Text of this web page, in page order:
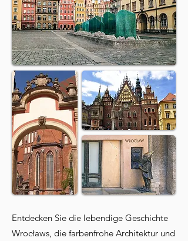
Entdecken Sie die lebendige Geschichte
Wrocławs, die farbenfrohe Architektur und